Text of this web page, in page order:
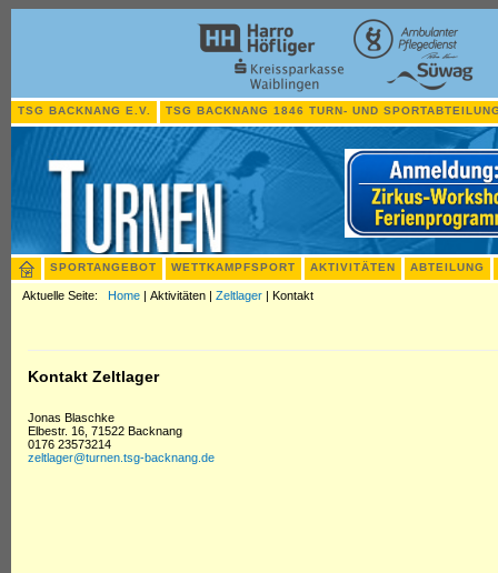
TSG BACKNANG E.V. TSG BACKNANG 1846 TURN- UND
SPORTANGEBOT WETTKAMPFSPORT AKTIVITÄTEN ABTEILUNG
Aktuelle Seite: Home | Aktivitäten | Zeltlager | Kontakt
Kontakt Zeltlager
Jonas Blaschke
Elbestr. 16, 71522 Backnang
0176 23573214
zeltlager@turnen.tsg-backnang.de